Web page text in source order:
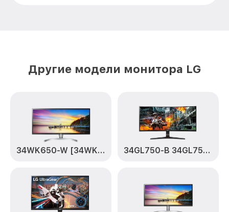
Другие модели монитора LG
34WK650-W [34WK650-W.ARUZ] 34GL750-B 34GL750-B